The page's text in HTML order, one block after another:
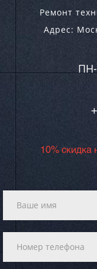
Ремонт
Адрес:
ПН-
10% скидка